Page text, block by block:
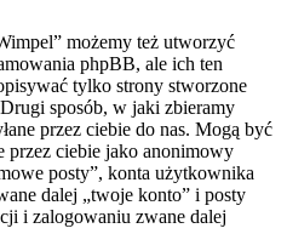
możemy też utworzyć
phpBB, ale ich ten
tylko strony stworzone
sposób, w jaki zbieramy
przez ciebie do nas. Mogą być
przez ciebie jako anonimowy
posty”, konta użytkownika
dalej „twoje konto” i posty
i zalogowaniu zwane dalej